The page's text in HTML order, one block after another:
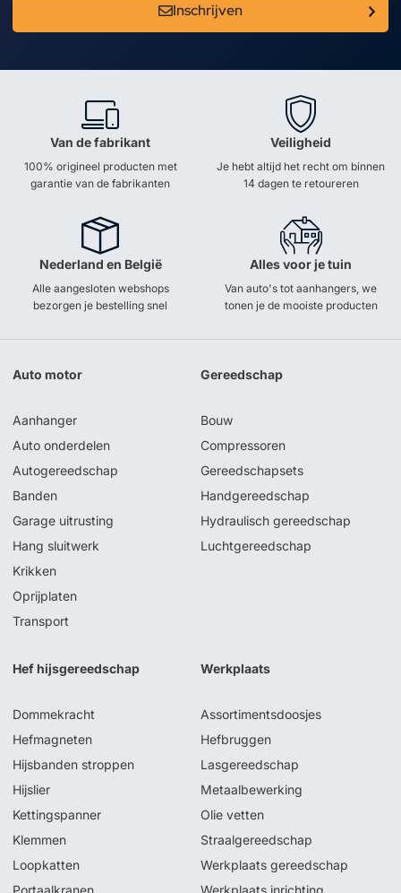
Inschrijven
Van de fabrikant
100% origineel producten met
garantie van de fabrikanten
Veiligheid
Je hebt altijd het recht om binnen
14 dagen te retoureren
Nederland en België
Alle aangesloten webshops
bezorgen je bestelling snel
Alles voor je tuin
Van auto's tot aanhangers, we
tonen je de mooiste producten
Auto motor
Aanhanger
Auto onderdelen
Autogereedschap
Banden
Garage uitrusting
Hang sluitwerk
Krikken
Oprijplaten
Transport
Gereedschap
Bouw
Compressoren
Gereedschapsets
Handgereedschap
Hydraulisch gereedschap
Luchtgereedschap
Hef hijsgereedschap
Dommekracht
Hefmagneten
Hijsbanden stroppen
Hijslier
Kettingspanner
Klemmen
Loopkatten
Portaalkranen
Werkplaats
Assortimentsdoosjes
Hefbruggen
Lasgereedschap
Metaalbewerking
Olie vetten
Straalgereedschap
Werkplaats gereedschap
Werkplaats inrichting